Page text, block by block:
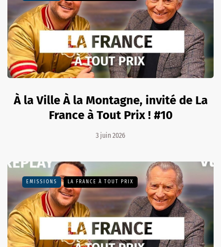
À la Ville À la Montagne, invité de La
France à Tout Prix ! #10
3 juin 2026
EMISSIONS LA FRANCE À TOUT PRIX